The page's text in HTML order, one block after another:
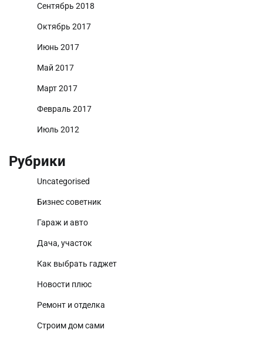
Сентябрь 2018
Октябрь 2017
Июнь 2017
Май 2017
Март 2017
Февраль 2017
Июль 2012
Рубрики
Uncategorised
Бизнес советник
Гараж и авто
Дача, участок
Как выбрать гаджет
Новости плюс
Ремонт и отделка
Строим дом сами